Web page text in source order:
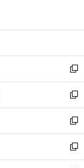
開
ン
ウ
で
開
く
ウ
ン
ド
ウ
で
開
く
新
し
い
ウ
ィ
ン
ド
ウ
新
し
い
ウ
ィ
ン
新
し
い
ウ
新
し